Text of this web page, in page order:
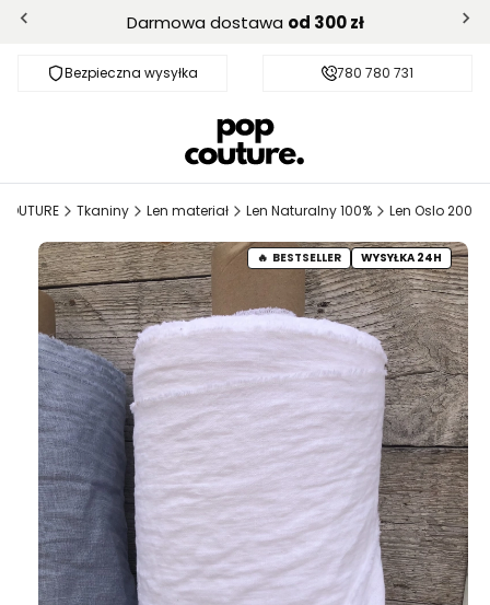
Darmowa dostawa od 300 zł
Bezpieczna wysyłka Darmowa dostawa od 300 zł
780 780 731
Tkaniny Len materiał Len Naturalny 100% Len Oslo 200
BESTSELLER WYSYŁKA 24H